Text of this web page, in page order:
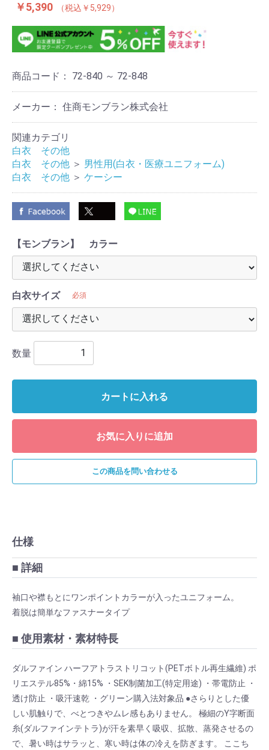
￥5,390 ￥5,929
商品コード： 72-840 ～ 72-848
メーカー： 住商モンブラン株式会社
関連カテゴリ
白衣 その他
白衣 その他 ＞ 男性用(白衣・医療ユニフォーム)
白衣 その他 ＞ ケーシー
【モンブラン】 カラー
白衣サイズ 必須
数量
カートに入れる
お気に入りに追加
この商品を問い合わせる
仕様
■ 詳細
袖口や襟もとにワンポイントカラーが入ったユニフォーム。
着脱は簡単なファスナータイプ
■ 使用素材・素材特長
ダルファイン ハーフアトラストリコット(PETボトル再生繊維) ポ
リエステル85%・綿15% ・SEK制菌加工(特定用途) ・帯電防止 ・
透け防止 ・吸汗速乾 ・グリーン購入法対象品 ●さらりとした優
しい肌触りで、べとつきやムレ感もありません。 極細のY字断面
糸(ダルファインテトラ)が汗を素早く吸収、拡散、蒸発させるの
で、暑い時はサラッと、寒い時は体の冷えを防ぎます。 ここち